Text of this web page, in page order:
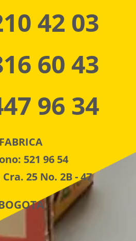
42 03
60 43
96 34
FABRICA
521 96 54
25 No. 2B - 47